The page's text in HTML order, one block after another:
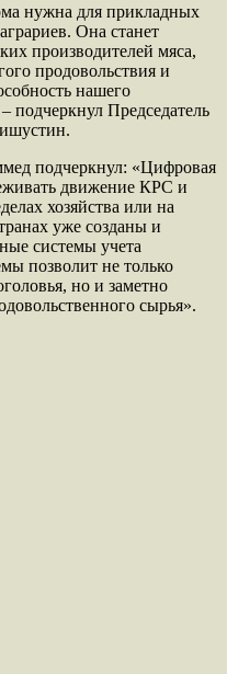
нужна для прикладных
Она станет
производителей мяса,
продовольствия и
нашего
подчеркнул Председатель
подчеркнул: «Цифровая
движение КРС и
хозяйства или на
уже созданы и
системы учета
позволит не только
но и заметно
сырья».